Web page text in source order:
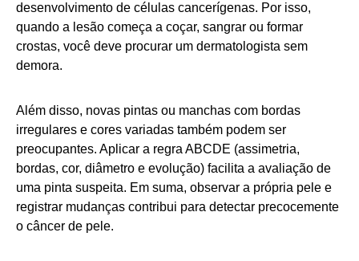
desenvolvimento de células cancerígenas. Por isso,
quando a lesão começa a coçar, sangrar ou formar
crostas, você deve procurar um dermatologista sem
demora.
Além disso, novas pintas ou manchas com bordas
irregulares e cores variadas também podem ser
preocupantes. Aplicar a regra ABCDE (assimetria,
bordas, cor, diâmetro e evolução) facilita a avaliação de
uma pinta suspeita. Em suma, observar a própria pele e
registrar mudanças contribui para detectar precocemente
o câncer de pele.